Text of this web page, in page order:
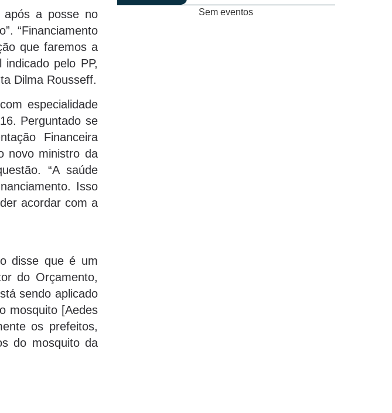
após a posse no
“Financiamento
que faremos a
pelo PP,
Dilma Rousseff.
especialidade
Perguntado se
Financeira
novo ministro da
“A saúde
Isso
acordar com a
disse que é um
do Orçamento,
sendo aplicado
mosquito [Aedes
os prefeitos,
do mosquito da
Sem eventos